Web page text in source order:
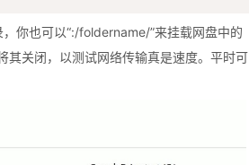
你也可以“:/foldername/”来挂载网盘中的
关闭，以测试网络传输真是速度。平时可